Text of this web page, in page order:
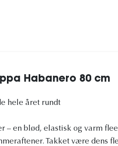
Habanero 80 cm
hele året rundt
– en blød, elastisk og varm
Takket være dens